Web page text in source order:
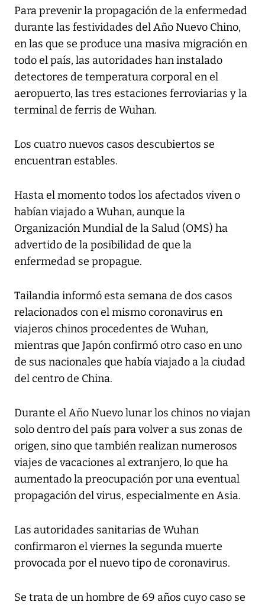
Para prevenir la propagación de la enfermedad
durante las festividades del Año Nuevo Chino,
en las que se produce una masiva migración en
todo el país, las autoridades han instalado
detectores de temperatura corporal en el
aeropuerto, las tres estaciones ferroviarias y la
terminal de ferris de Wuhan.
Los cuatro nuevos casos descubiertos se
encuentran estables.
Hasta el momento todos los afectados viven o
habían viajado a Wuhan, aunque la
Organización Mundial de la Salud (OMS) ha
advertido de la posibilidad de que la
enfermedad se propague.
Tailandia informó esta semana de dos casos
relacionados con el mismo coronavirus en
viajeros chinos procedentes de Wuhan,
mientras que Japón confirmó otro caso en uno
de sus nacionales que había viajado a la ciudad
del centro de China.
Durante el Año Nuevo lunar los chinos no viajan
solo dentro del país para volver a sus zonas de
origen, sino que también realizan numerosos
viajes de vacaciones al extranjero, lo que ha
aumentado la preocupación por una eventual
propagación del virus, especialmente en Asia.
Las autoridades sanitarias de Wuhan
confirmaron el viernes la segunda muerte
provocada por el nuevo tipo de coronavirus.
Se trata de un hombre de 69 años cuyo caso se